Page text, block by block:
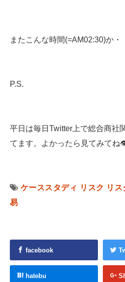
またこんな時間(=AM02:30)か・
P.S.
平日は毎日Twitter上で総合商社
てます。よかったら見てみて
ケーススタディ リスク リ
易
facebook
hatebu